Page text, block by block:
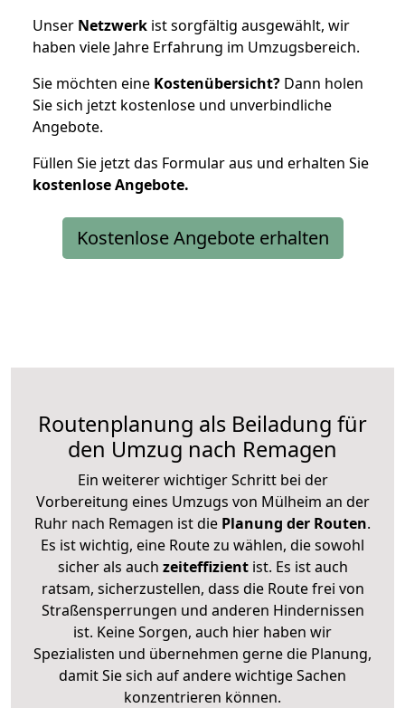
Unser Netzwerk ist sorgfältig ausgewählt, wir
haben viele Jahre Erfahrung im Umzugsbereich.
Sie möchten eine Kostenübersicht? Dann holen
Sie sich jetzt kostenlose und unverbindliche
Angebote.
Füllen Sie jetzt das Formular aus und erhalten Sie
kostenloseAngebote.
Kostenlose Angebote erhalten
Routenplanung als Beiladung für
den Umzug nach Remagen
Ein weiterer wichtiger Schritt bei der
Vorbereitung eines Umzugs von Mülheim an der
Ruhr nach Remagen ist die Planung der Routen.
Es ist wichtig, eine Route zu wählen, die sowohl
sicher als auch zeiteffizientist. Es ist auch
ratsam, sicherzustellen, dass die Route frei von
Straßensperrungen und anderen Hindernissen
ist. Keine Sorgen, auch hier haben wir
Spezialisten und übernehmen gerne die Planung,
damit Sie sich auf andere wichtige Sachen
konzentrieren können.